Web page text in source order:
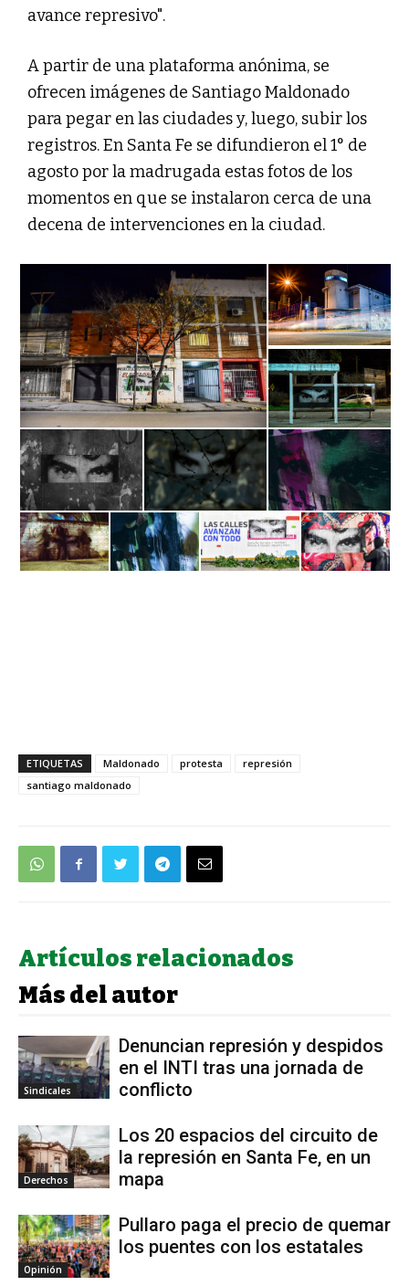
avance represivo".
A partir de una plataforma anónima, se
ofrecen imágenes de Santiago Maldonado
para pegar en las ciudades y, luego, subir los
registros. En Santa Fe se difundieron el 1° de
agosto por la madrugada estas fotos de los
momentos en que se instalaron cerca de una
decena de intervenciones en la ciudad.
ETIQUETAS Maldonado protesta
represión
santiago maldonado
Artículos relacionados
Más del autor
Sindicales
Denuncian represión y despidos
en el INTI tras una jornada de
conflicto
Derechos
Los 20 espacios del circuito de
la represión en Santa Fe, en un
mapa
Opinión
Pullaro paga el precio de quemar
los puentes con los estatales